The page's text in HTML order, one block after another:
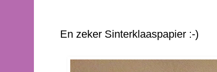
En zeker Sinterklaaspapier :-)